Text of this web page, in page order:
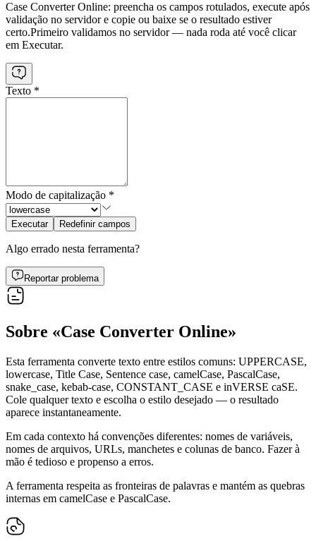
Case Converter Online: preencha os campos rotulados, execute após
validação no servidor e copie ou baixe se o resultado estiver
certo.Primeiro validamos no servidor — nada roda até você clicar
em Executar.
Texto *
Modo de capitalização *
Executar Redefinir campos
Algo errado nesta ferramenta?
Reportar problema
Sobre «Case Converter Online»
Esta ferramenta converte texto entre estilos comuns: UPPERCASE,
lowercase, Title Case, Sentence case, camelCase, PascalCase,
snake_case, kebab-case, CONSTANT_CASE e inVERSE caSE.
Cole qualquer texto e escolha o estilo desejado — o resultado
aparece instantaneamente.
Em cada contexto há convenções diferentes: nomes de variáveis,
nomes de arquivos, URLs, manchetes e colunas de banco. Fazer à
mão é tedioso e propenso a erros.
A ferramenta respeita as fronteiras de palavras e mantém as quebras
internas em camelCase e PascalCase.